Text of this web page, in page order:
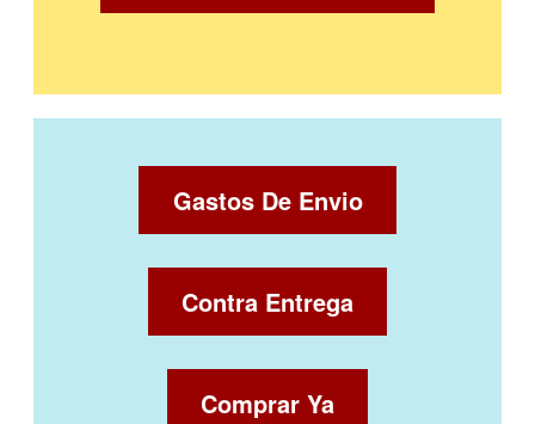
Gastos De Envio
Contra Entrega
Comprar Ya